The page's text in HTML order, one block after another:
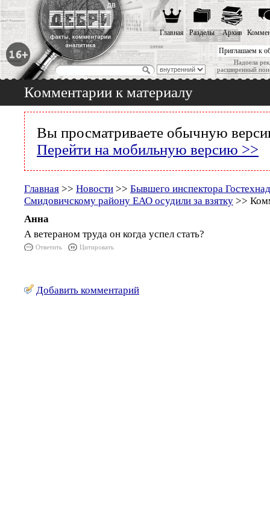
Приглашаем к
Надоела
расширенный
Главная Разделы Архив
Комментарии к материалу
Вы просматриваете обычную
Перейти на мобильную версию >>
Главная >> Новости >> Бывшего инспектора
Смидовичскому району ЕАО осудили за взятку >>
Анна
А ветераном труда он когда успел стать?
Ответить Цитировать
Добавить комментарий